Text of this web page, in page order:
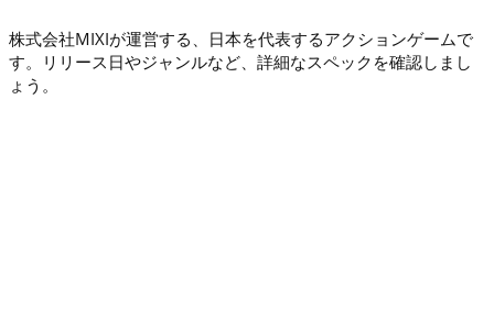
株式会社MIXIが運営する、日本を代表するアクションゲームで
す。リリース日やジャンルなど、詳細なスペックを確認しまし
ょう。